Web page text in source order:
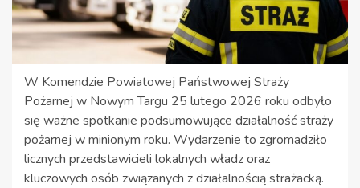
W Komendzie Powiatowej Państwowej Straży
Pożarnej w Nowym Targu 25 lutego 2026 roku odbyło
się ważne spotkanie podsumowujące działalność straży
pożarnej w minionym roku. Wydarzenie to zgromadziło
licznych przedstawicieli lokalnych władz oraz
kluczowych osób związanych z działalnością strażacką.